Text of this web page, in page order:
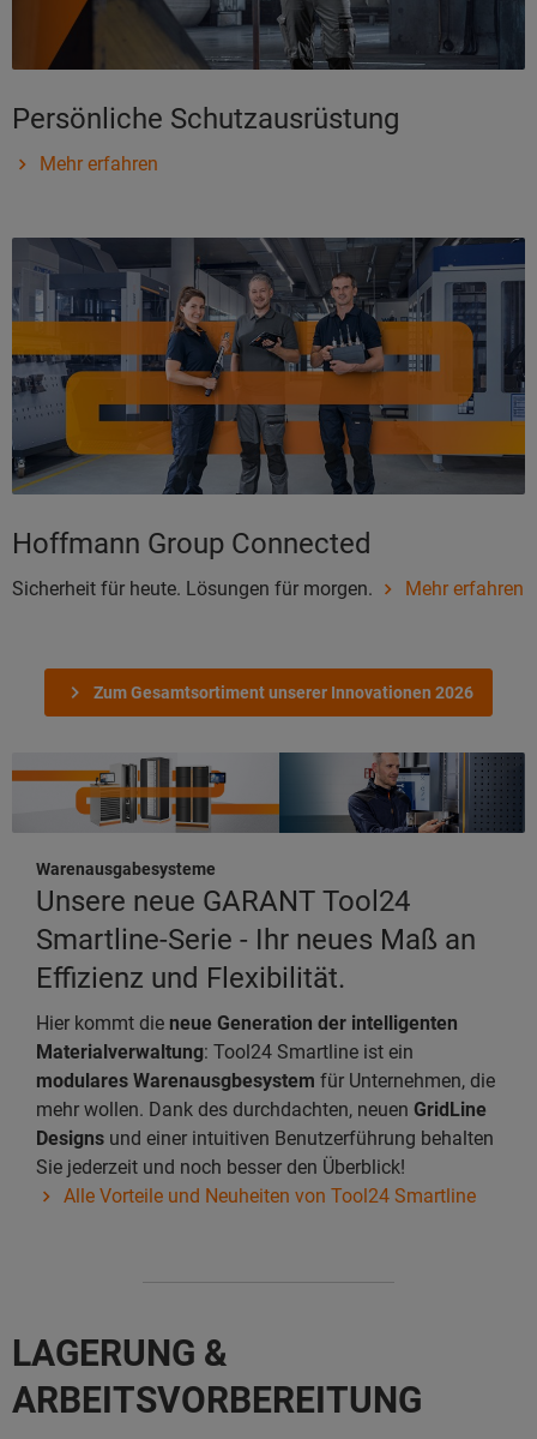
Persönliche Schutzausrüstung
Mehr erfahren
Hoffmann Group Connected
Sicherheit für heute. Lösungen für morgen. Mehr erfahren
Zum Gesamtsortiment unserer Innovationen 2026
Warenausgabesysteme
Unsere neue GARANT Tool24
Smartline-Serie - Ihr neues Maß an
Effizienz und Flexibilität.
Hier kommt die neue Generation der intelligenten
Materialverwaltung: Tool24 Smartline ist ein
modulares Warenausgbesystem für Unternehmen, die
mehr wollen. Dank des durchdachten, neuen GridLine
Designs und einer intuitiven Benutzerführung behalten
Sie jederzeit und noch besser den Überblick!
Alle Vorteile und Neuheiten von Tool24 Smartline
LAGERUNG &
ARBEITSVORBEREITUNG